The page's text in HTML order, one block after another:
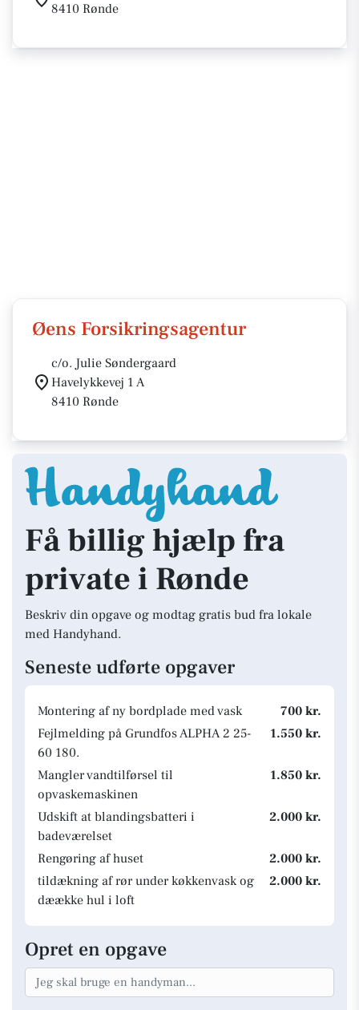
8410 Rønde
Øens Forsikringsagentur
c/o. Julie Søndergaard
Havelykkevej 1 A
8410 Rønde
Få billig hjælp fra
private i Rønde
Beskriv din opgave og modtag gratis bud fra lokale
med Handyhand.
Seneste udførte opgaver
Montering af ny bordplade med vask
700 kr.
Fejlmelding på Grundfos ALPHA 2 25-
60 180.
1.550 kr.
Mangler vandtilførsel til
opvaskemaskinen
1.850 kr.
Udskift at blandingsbatteri i
badeværelset
2.000 kr.
Rengøring af huset
2.000 kr.
tildækning af rør under køkkenvask og
dæække hul i loft
2.000 kr.
Opret en opgave